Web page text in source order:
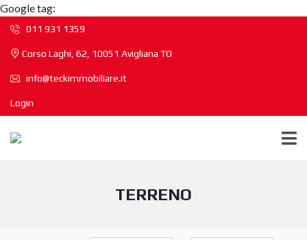
Google tag:
011 931 1359
Corso Laghi, 62, 10051 Avigliana TO
info@teckimmobiliare.it
Login
TERRENO